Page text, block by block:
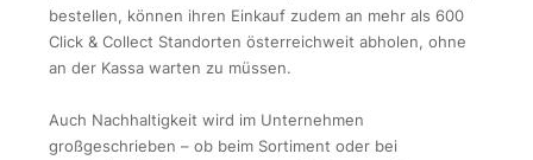
bestellen, können ihren Einkauf zudem an mehr als 600
Click & Collect Standorten österreichweit abholen, ohne
an der Kassa warten zu müssen.
Auch Nachhaltigkeit wird im Unternehmen
großgeschrieben – ob beim Sortiment oder bei